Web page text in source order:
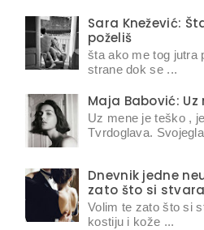
Sara Knežević:
poželiš
šta ako me tog jutra
strane dok se ...
Maja Babović:
Uz mene je teško ,
Tvrdoglava.
Dnevnik jedne
zato što si
Volim te zato što si
kostiju i kože ...